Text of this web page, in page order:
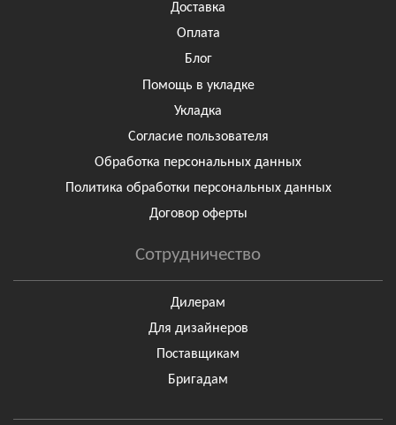
Доставка
Оплата
Блог
Помощь в укладке
Укладка
Согласие пользователя
Обработка персональных данных
Политика обработки персональных данных
Договор оферты
Сотрудничество
Дилерам
Для дизайнеров
Поставщикам
Бригадам